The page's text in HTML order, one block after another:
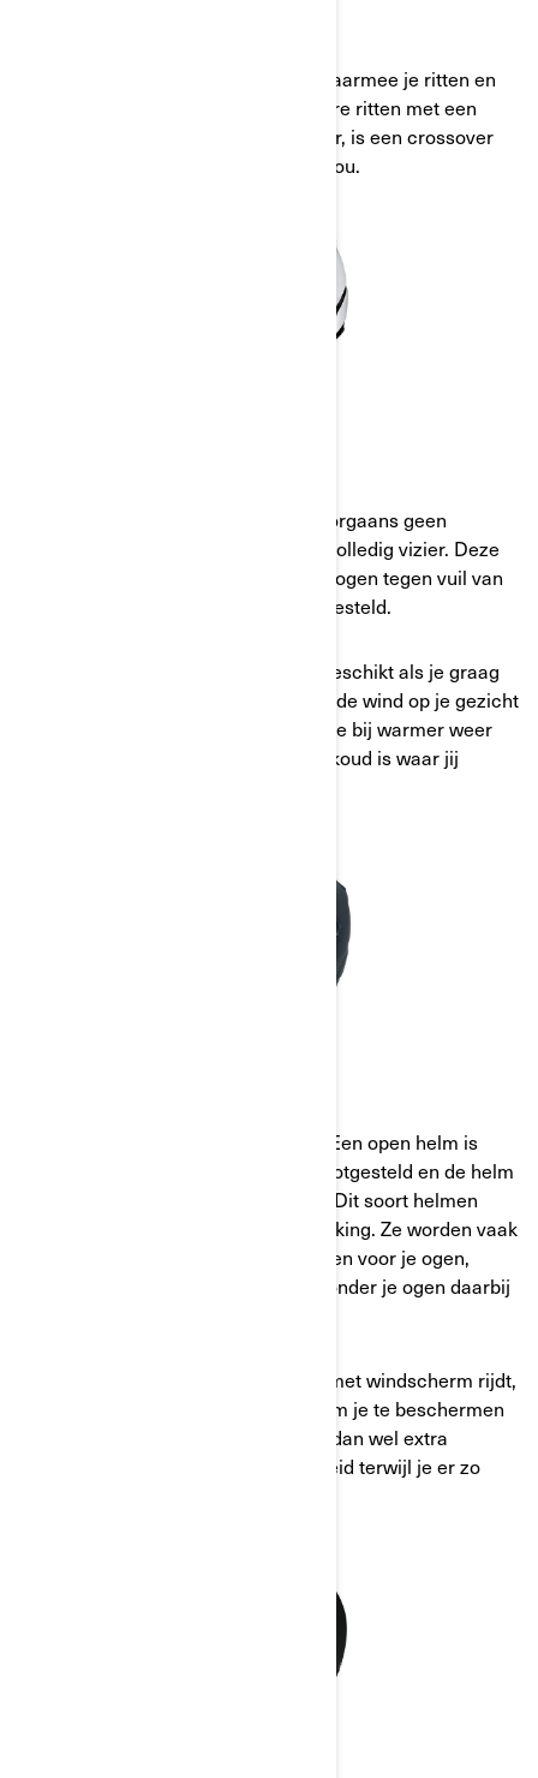
Als je op zoek bent naar een helm waarmee je ritten en
functies kunt combineren, bijv. kortere ritten met een
Ryker of langere ritten met de Spyder, is een crossover
misschien wel de juiste match voor jou.
Jethelmen zijn een type helm die doorgaans geen
kinbeschermer heeft maar wel een volledig vizier. Deze
combinatie beschermt je gezicht en ogen tegen vuil van
de weg, maar laat je kin meer blootgesteld.
Een jethelm is waarschijnlijk beter geschikt als je graag
met je Ryker of Spyder rijdt terwijl je de wind op je gezicht
voelt. Ze zijn ook geweldig wanneer je bij warmer weer
rijdt, denk er dus aan als het niet zo koud is waar jij
Zegt de naam al meer dan genoeg? Een open helm is
precies dat: je gezicht is volledig blootgesteld en de helm
bedekt alleen je voorhoofd vooraan. Dit soort helmen
bieden veel vrijheid en minimale dekking. Ze worden vaak
geleverd met geïntegreerde schermen voor je ogen,
zodat je weer en wind kunt voelen zonder je ogen daarbij
Stel dat je met een Can-Am Spyder met windscherm rijdt,
heb je alleen een open helm nodig om je te beschermen
tegen vuil en weer en wind. Je moet dan wel extra
voorzichtig zijn voor je eigen veiligheid terwijl je er zo